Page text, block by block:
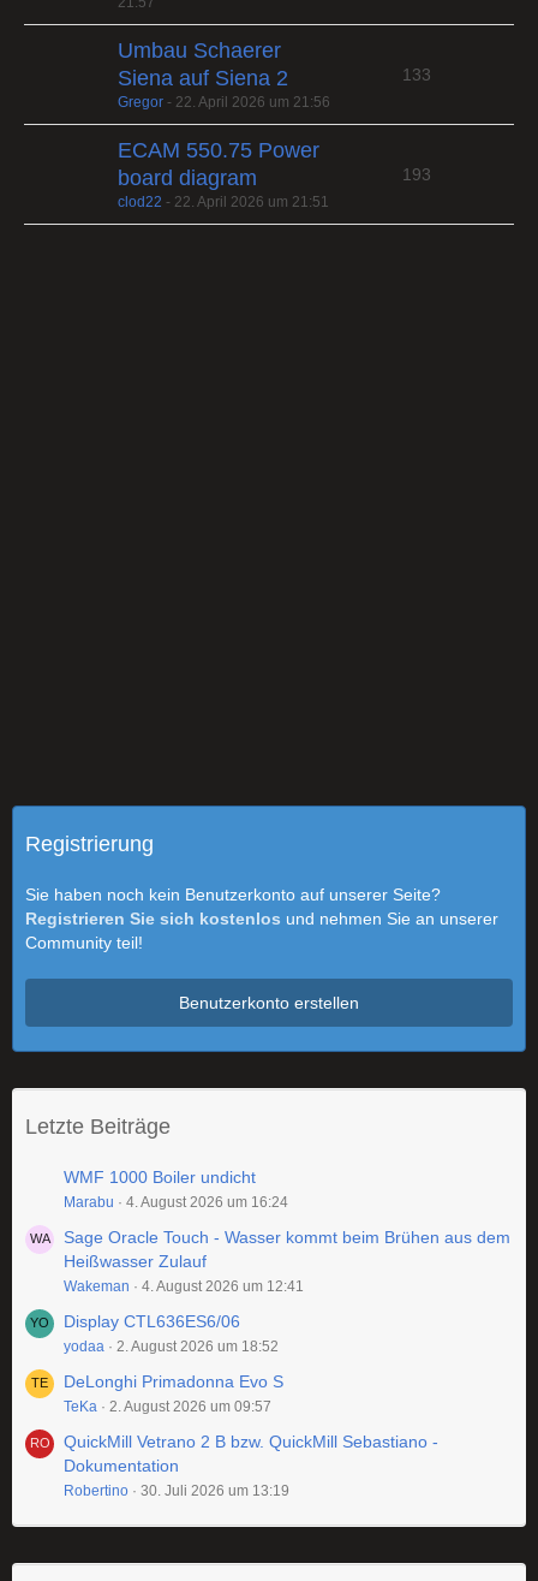
Umbau Schaerer
Siena auf Siena 2
Gregor - 22. April 2026 um 21:56
133
ECAM 550.75 Power
board diagram
clod22 - 22. April 2026 um 21:51
193
Registrierung
Sie haben noch kein Benutzerkonto auf unserer Seite?
Registrieren Sie sich kostenlos und nehmen Sie an unserer
Community teil!
Benutzerkonto erstellen
Letzte Beiträge
WMF 1000 Boiler undicht
Marabu 4. August 2026 um 16:24
Sage Oracle Touch - Wasser kommt beim Brühen aus dem
Heißwasser Zulauf
Wakeman 4. August 2026 um 12:41
Display CTL636ES6/06
yodaa 2. August 2026 um 18:52
DeLonghi Primadonna Evo S
TeKa 2. August 2026 um 09:57
QuickMill Vetrano 2 B bzw. QuickMill Sebastiano -
Dokumentation
Robertino 30. Juli 2026 um 13:19